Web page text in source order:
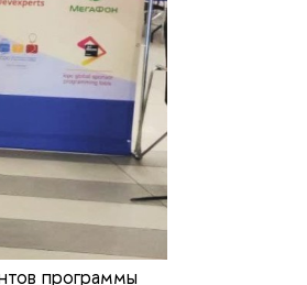
программы